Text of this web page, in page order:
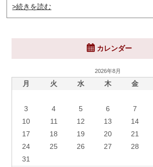
>続きを読む
カレンダー
2026年8月
月 火 水 木 金
3
4 5 6 7
10
11 12 13 14
17
18 19 20 21
24
25 26 27 28
31